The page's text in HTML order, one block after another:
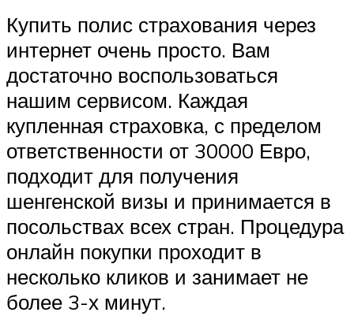
Купить полис страхования через
интернет очень просто. Вам
достаточно воспользоваться
нашим сервисом. Каждая
купленная страховка, с пределом
ответственности от 30000 Евро,
подходит для получения
шенгенской визы и принимается в
посольствах всех стран. Процедура
онлайн покупки проходит в
несколько кликов и занимает не
более 3-х минут.